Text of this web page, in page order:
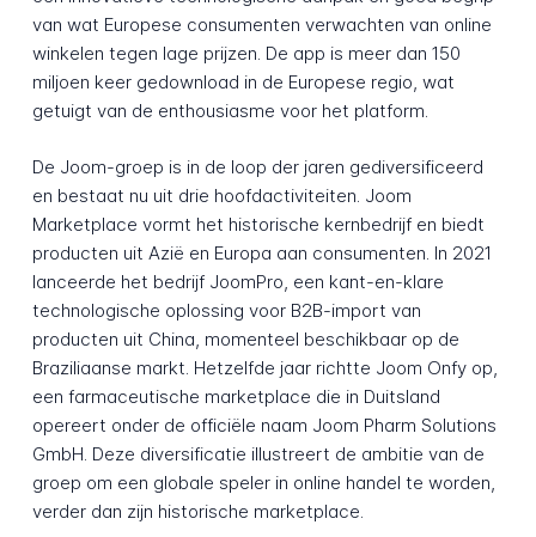
van wat Europese consumenten verwachten van online
winkelen tegen lage prijzen. De app is meer dan 150
miljoen keer gedownload in de Europese regio, wat
getuigt van de enthousiasme voor het platform.
De Joom-groep is in de loop der jaren gediversificeerd
en bestaat nu uit drie hoofdactiviteiten. Joom
Marketplace vormt het historische kernbedrijf en biedt
producten uit Azië en Europa aan consumenten. In 2021
lanceerde het bedrijf JoomPro, een kant-en-klare
technologische oplossing voor B2B-import van
producten uit China, momenteel beschikbaar op de
Braziliaanse markt. Hetzelfde jaar richtte Joom Onfy op,
een farmaceutische marketplace die in Duitsland
opereert onder de officiële naam Joom Pharm Solutions
GmbH. Deze diversificatie illustreert de ambitie van de
groep om een globale speler in online handel te worden,
verder dan zijn historische marketplace.